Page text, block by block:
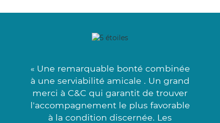
« Une remarquable bonté combinée
à une serviabilité amicale . Un grand
merci à C&C qui garantit de trouver
l'accompagnement le plus favorable
à la condition discernée. Les